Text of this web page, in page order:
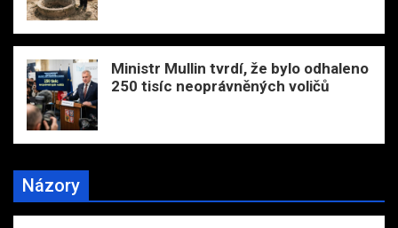
Ministr Mullin tvrdí, že bylo odhaleno
250 tisíc neoprávněných voličů
Názory